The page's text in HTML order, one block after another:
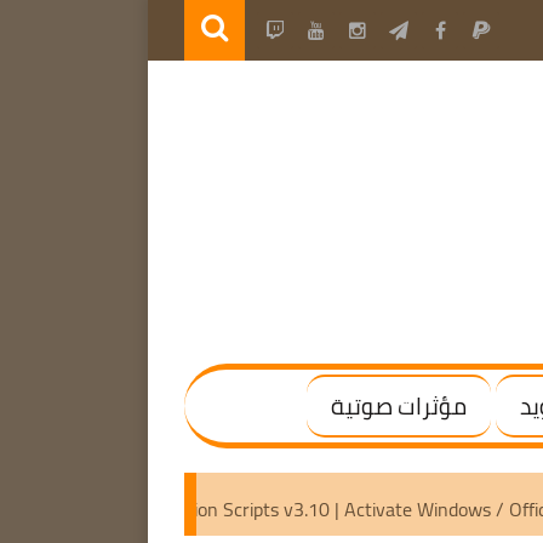
مؤثرات صوتية
Microsoft Activation Scripts v3.10 | Activate